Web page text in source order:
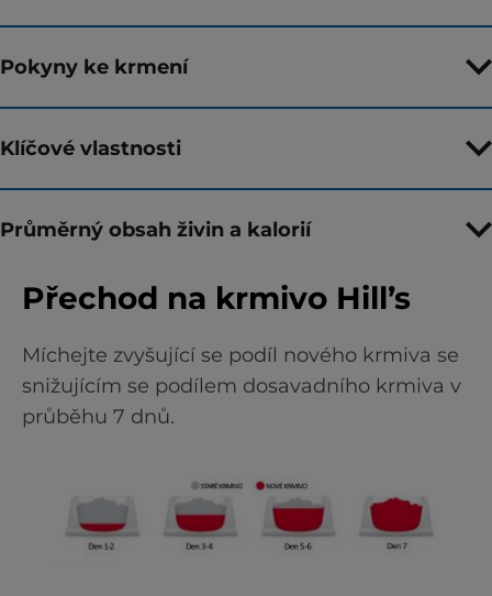
Pokyny ke krmení
Klíčové vlastnosti
Průměrný obsah živin a kalorií
Přechod na krmivo Hill’s
Míchejte zvyšující se podíl nového krmiva se
snižujícím se podílem dosavadního krmiva v
průběhu 7 dnů.